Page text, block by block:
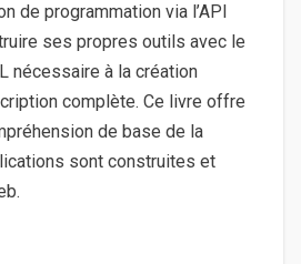
de programmation via l’API
ses propres outils avec le
nécessaire à la création
complète. Ce livre offre
de base de la
sont construites et